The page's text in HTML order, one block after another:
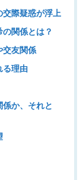
際疑惑が浮上
関係とは？
交友関係
る理由
か、それと